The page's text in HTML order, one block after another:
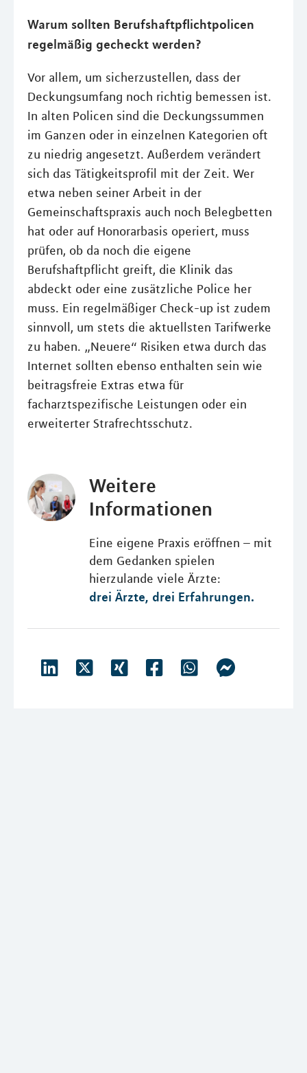
Warum sollten Berufshaftpflichtpolicen
regelmäßig gecheckt werden?
Vor allem, um sicherzustellen, dass der
Deckungsumfang noch richtig bemessen ist.
In alten Policen sind die Deckungssummen
im Ganzen oder in einzelnen Kategorien oft
zu niedrig angesetzt. Außerdem verändert
sich das Tätigkeitsprofil mit der Zeit. Wer
etwa neben seiner Arbeit in der
Gemeinschaftspraxis auch noch Belegbetten
hat oder auf Honorarbasis operiert, muss
prüfen, ob da noch die eigene
Berufshaftpflicht greift, die Klinik das
abdeckt oder eine zusätzliche Police her
muss. Ein regelmäßiger Check-up ist zudem
sinnvoll, um stets die aktuellsten Tarifwerke
zu haben. „Neuere“ Risiken etwa durch das
Internet sollten ebenso enthalten sein wie
beitragsfreie Extras etwa für
facharztspezifische Leistungen oder ein
erweiterter Strafrechtsschutz.
Weitere
Informationen
Eine eigene Praxis eröffnen – mit
dem Gedanken spielen
hierzulande viele Ärzte:
drei Ärzte, drei Erfahrungen.